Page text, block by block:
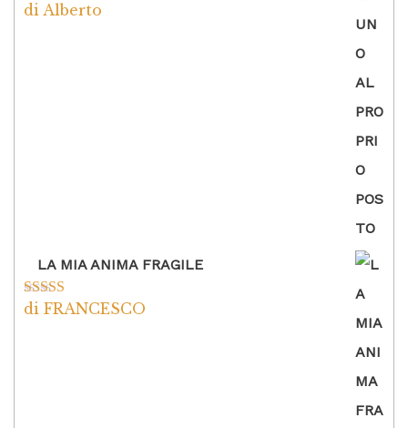
Valutato5su
di Alberto
LA MIA ANIMA FRAGILE
Valutato5su
di FRANCESCO